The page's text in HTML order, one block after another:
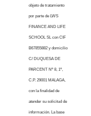
objeto de tratamiento
por parte de LWS
FINANCE AND LIFE
SCHOOL SL con CIF
B67855882 y domicilio
C/ DUQUESA DE
PARCENT Nº 8, 1º,
C.P. 29001 MALAGA,
con la finalidad de
atender su solicitud de
información. La base